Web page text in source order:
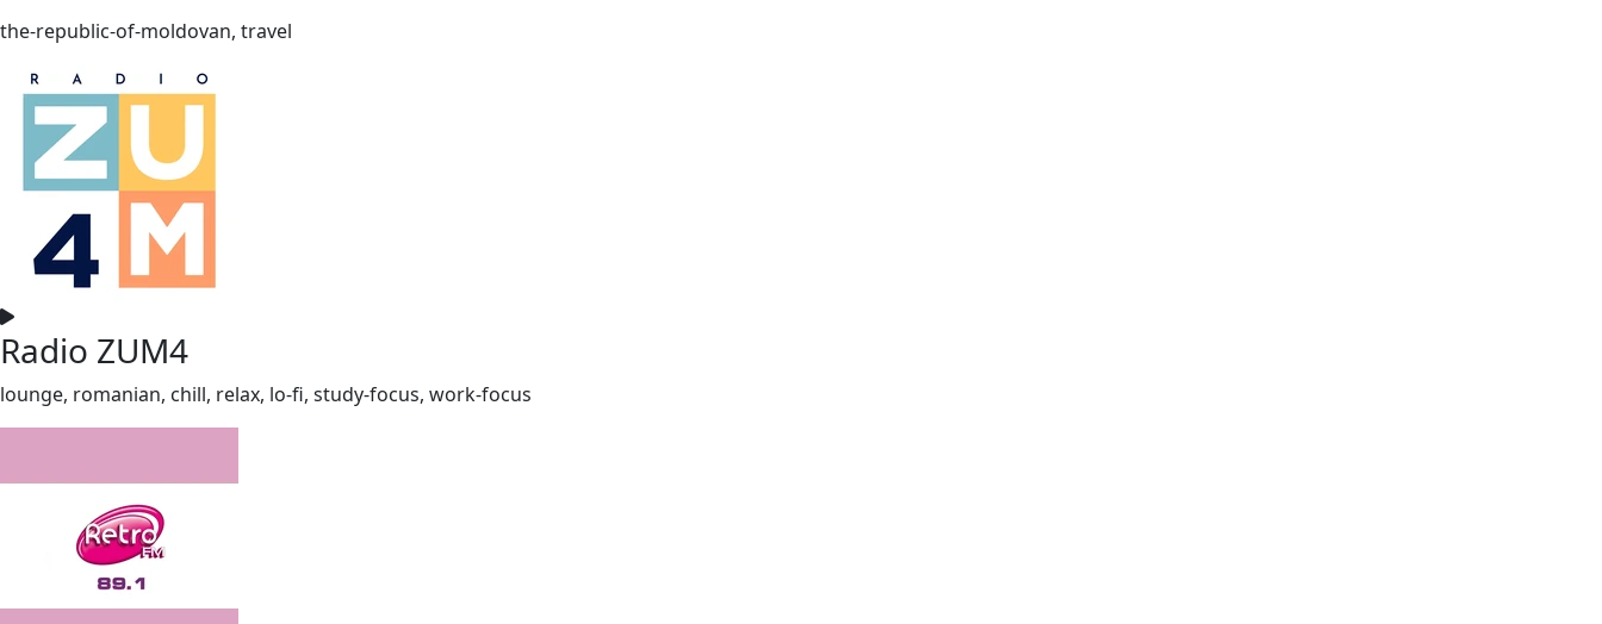
the-republic-of-moldovan, travel
Radio ZUM4
lounge, romanian, chill, relax, lo-fi, study-focus, work-focus